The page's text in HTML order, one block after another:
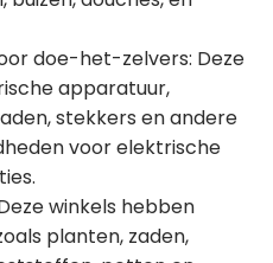
doe-het-zelvers: Deze
apparatuur,
stekkers en andere
voor elektrische
winkels hebben
planten, zaden,